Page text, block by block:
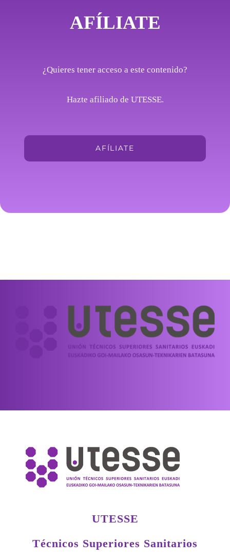
AFÍLIATE
¿Quieres tener acceso a este contenido?
Hazte afiliado de UTESSE.
AFÍLIATE
UTESSE
Técnicos Superiores Sanitarios